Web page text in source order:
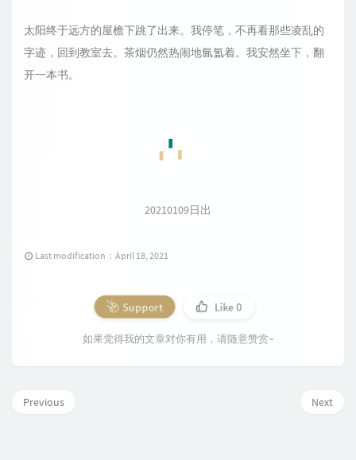
太阳终于远方的屋檐下跳了出来。我停笔，不再看那些凌乱的
字迹，回到教室去。茶烟仍然热闹地氤氲着。我安然坐下，翻
开一本书。
20210109日出
Last modification：April 18, 2021
Support Like0
如果觉得我的文章对你有用，请随意赞赏~
Next
Previous